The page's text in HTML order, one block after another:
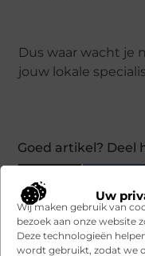
Uw
Wij maken gebruik van
bezoek aan onze website
Deze technologieën
wordt gebruikt, zodat we
Dus waar wacht je
jouw lokale
Goed artikel? Deel
(Twitter)
Gerelateerde
Duurzaam